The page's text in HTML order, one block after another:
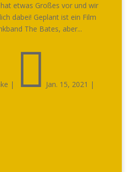
etwas Großes vor und wir
dabei! Geplant ist ein Film
The Bates, aber...
|  Jan. 15, 2021 |